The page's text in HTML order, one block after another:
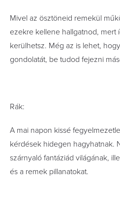
Mivel az ösztöneid remekül
ezekre kellene hallgatnod,
kerülhetsz. Még az is lehet,
gondolatát, be tudod fejezni
Rák:
A mai napon kissé
kérdések hidegen hagyhatnak.
szárnyaló fantáziád világának,
és a remek pillanatokat.